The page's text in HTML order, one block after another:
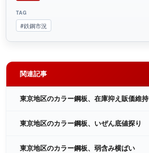
TAG
#鉄鋼市況
関連記事
東京地区のカラー鋼板、在庫抑え販価維持
東京地区のカラー鋼板、いぜん底値探り
東京地区のカラー鋼板、弱含み横ばい